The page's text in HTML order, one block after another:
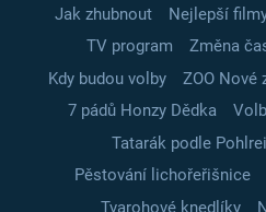
Jak zhubnout Nejlepší
TV program
Změna
Kdy budou volby
ZOO Nové
7 pádů Honzy Dědka
Tatarák podle
Pěstování lichořeřišnice
Tvarohové knedlíky